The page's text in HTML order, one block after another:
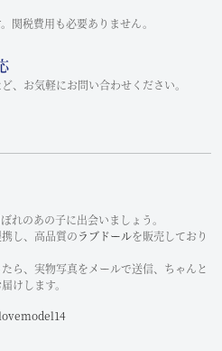
関税費用も必要ありません。
、お気軽にお問い合わせください。
のあの子に出会いましょう。
し、高品質のラブドールを販売しており
ら、実物写真をメールで送信、ちゃんと
けします。